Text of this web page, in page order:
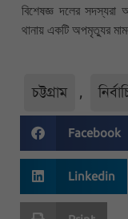
বিশেষজ্ঞ দলের সদস্যরা
থানায় একটি অপমৃত্যুর
চট্টগ্রাম ,
Facebook
Linkedin